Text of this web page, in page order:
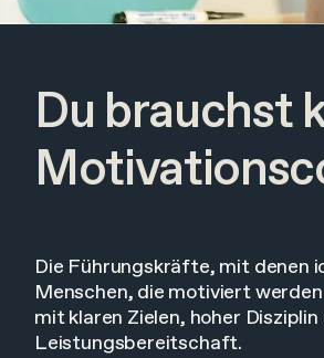
Du brauchst
Die Führungskräfte, mit denen
Menschen, die motiviert
mit klaren Zielen, hoher
Leistungsbereitschaft.